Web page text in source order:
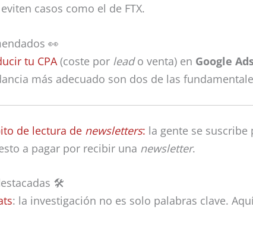
casos como el de FTX.
👀
tu CPA (coste por lead o venta) en Google
más adecuado son dos de las
de lectura de newsletters: la gente se
a pagar por recibir una newsletter.
🛠
: la investigación no es solo palabras clave.